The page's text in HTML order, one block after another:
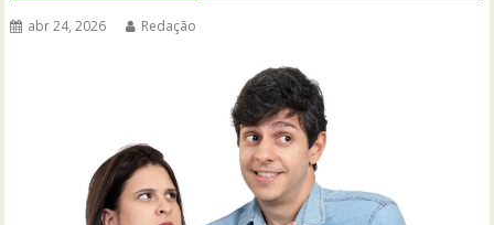
abr 24, 2026 Redação